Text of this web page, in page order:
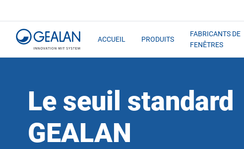
ACCUEIL PRODUITS
FABRICANTS DE
FENÊTRES
Le seuil standard
GEALAN